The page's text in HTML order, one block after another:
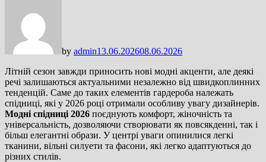
by admin13.06.202608.06.2026
Літній сезон завжди приносить нові модні акценти, але деякі
речі залишаються актуальними незалежно від швидкоплинних
тенденцій. Саме до таких елементів гардероба належать
спідниці, які у 2026 році отримали особливу увагу дизайнерів.
Модні спідниці 2026 поєднують комфорт, жіночність та
універсальність, дозволяючи створювати як повсякденні, так і
більш елегантні образи. У центрі уваги опинилися легкі
тканини, вільні силуети та фасони, які легко адаптуються до
різних стилів.